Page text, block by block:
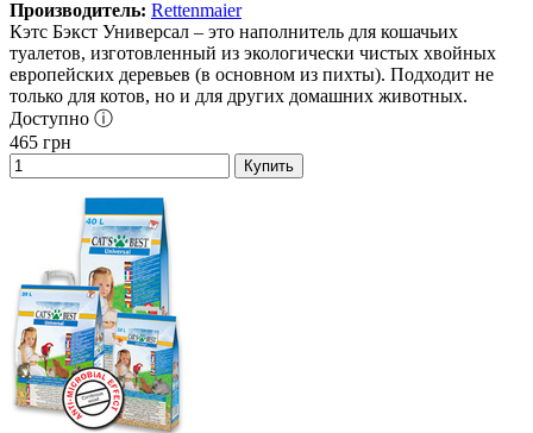
Производитель: Rettenmaier
Кэтс Бэкст Универсал – это наполнитель для кошачьих
туалетов, изготовленный из экологически чистых хвойных
европейских деревьев (в основном из пихты). Подходит не
только для котов, но и для других домашних животных.
Доступно ⓘ
465 грн
Купить